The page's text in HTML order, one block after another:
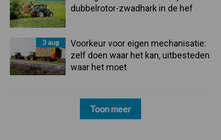
dubbelrotor-zwadhark in de hef
3 aug
Voorkeur voor eigen mechanisatie:
zelf doen waar het kan, uitbesteden
waar het moet
Toon meer